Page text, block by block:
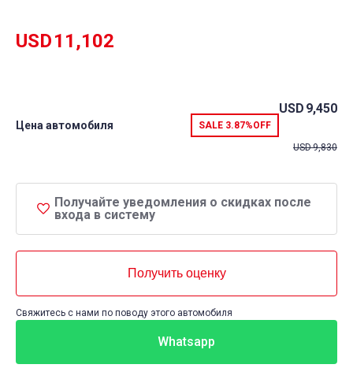
USD11,102
Цена автомобиля SALE 3.87%OFF
USD 9,450
USD9,830
Получайте уведомления о скидках после
входа в систему
Получить оценку
Свяжитесь с нами по поводу этого автомобиля
Whatsapp